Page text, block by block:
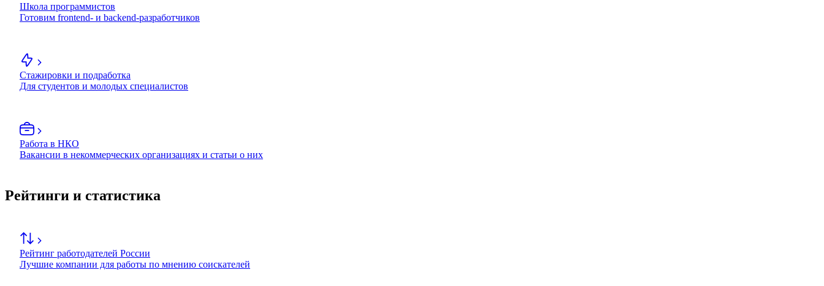
Школа программистов
Готовим frontend- и backend-разработчиков
Стажировки и подработка
Для студентов и молодых специалистов
Работа в НКО
Вакансии в некоммерческих организациях и статьи о них
Рейтинги и статистика
Рейтинг работодателей России
Лучшие компании для работы по мнению соискателей